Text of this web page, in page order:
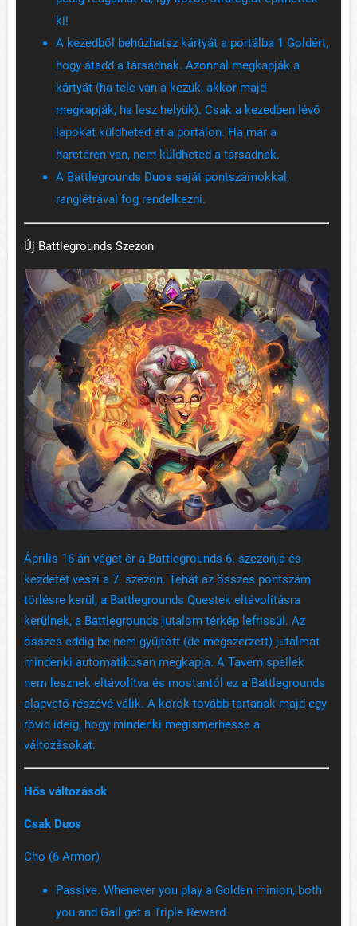
ki!
A kezedből behúzhatsz kártyát a portálba 1 Goldért,
hogy átadd a társadnak. Azonnal megkapják a
kártyát (ha tele van a kezük, akkor majd
megkapják, ha lesz helyük). Csak a kezedben lévő
lapokat küldheted át a portálon. Ha már a
harctéren van, nem küldheted a társadnak.
A Battlegrounds Duos saját pontszámokkal,
ranglétrával fog rendelkezni.
Új Battlegrounds Szezon
Április 16-án véget ér a Battlegrounds 6. szezonja és
kezdetét veszi a 7. szezon. Tehát az összes pontszám
törlésre kerül, a Battlegrounds Questek eltávolításra
kerülnek, a Battlegrounds jutalom térkép lefrissül. Az
összes eddig be nem gyűjtött (de megszerzett) jutalmat
mindenki automatikusan megkapja. A Tavern spellek
nem lesznek eltávolítva és mostantól ez a Battlegrounds
alapvető részévé válik. A körök tovább tartanak majd egy
rövid ideig, hogy mindenki megismerhesse a
változásokat.
Hős változások
Csak Duos
Cho (6 Armor)
Passive. Whenever you play a Golden minion, both
you and Gall get a Triple Reward.